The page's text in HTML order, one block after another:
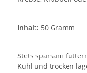
Inhalt: 50 Gramm
Stets sparsam
Kühl und trocken